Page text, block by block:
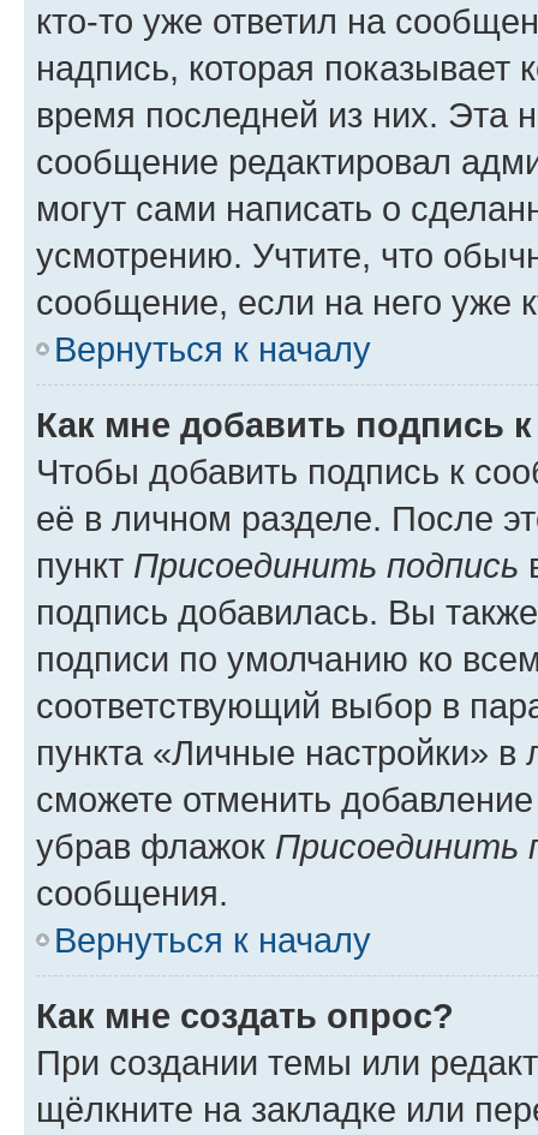
кто-то уже ответил на
надпись, которая показывает
время последней из них. Эта
сообщение редактировал
могут сами написать о
усмотрению. Учтите, что
сообщение, если на него уже
Вернуться к началу
Как мне добавить подпись
Чтобы добавить подпись к
её в личном разделе. После
пункт Присоединить подпись
подпись добавилась. Вы
подписи по умолчанию ко
соответствующий выбор в
пункта «Личные настройки»
сможете отменить
убрав флажок Присоединить
сообщения.
Вернуться к началу
Как мне создать опрос?
При создании темы или
щёлкните на закладке или